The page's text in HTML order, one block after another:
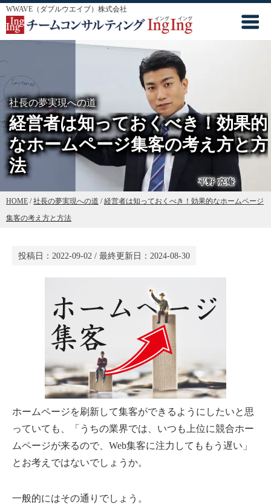
WWAVE（ダブルウエイブ）株式会社
社長の夢実現への道
経営者は知っておくべき！効果的
なホームページ集客の考え方と方
法
HOME /社長の夢実現への道 /経営者は知っておくべき！効果的なホームページ
集客の考え方と方法
投稿日： 2022-09-02 / 最終更新日： 2024-08-30
ホームページを刷新して集客ができるようにしたいと思
っていても、「うちの業界では、いつも上位に競合ホー
ムページが来るので、Web集客に注力してももう遅い」
とお考えではないでしょうか。
一般的にはその通りでしょう。